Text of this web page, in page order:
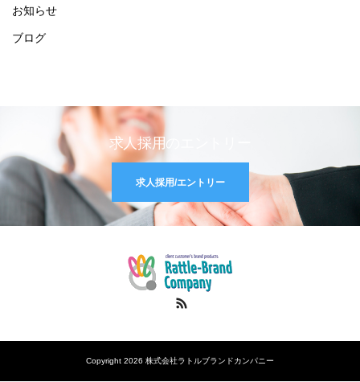
お知らせ
ブログ
求人採用のエントリー
求人採用/エントリー
Copyright 2026 株式会社ラトルブランドカンパニー